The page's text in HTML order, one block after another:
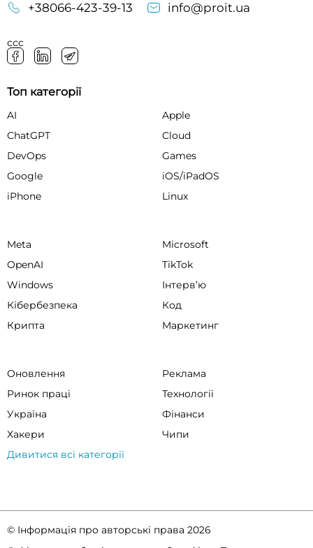
+38066-423-39-13
info@proit.ua
ссс
Топ категорії
AI
Apple
ChatGPT
Cloud
DevOps
Games
Google
iOS/iPadOS
iPhone
Linux
Meta
Microsoft
OpenAI
TikTok
Windows
Інтервʼю
Кібербезпека
Код
Крипта
Маркетинг
Оновлення
Реклама
Ринок праці
Технології
Україна
Фінанси
Хакери
Чипи
Дивитися всі категорії
© Інформація про авторські права 2026